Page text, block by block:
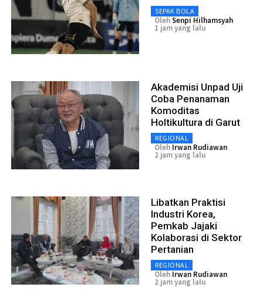
SEPAK BOLA
OlehSenpi Hilhamsyah
1 jam yang lalu
Akademisi Unpad Uji
Coba Penanaman
Komoditas
Holtikultura di Garut
REGIONAL
Oleh Irwan Rudiawan
2 jam yang lalu
Libatkan Praktisi
Industri Korea,
Pemkab Jajaki
Kolaborasi di Sektor
Pertanian
REGIONAL
Oleh Irwan Rudiawan
2 jam yang lalu